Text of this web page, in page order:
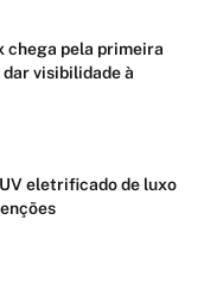
chega pela primeira
visibilidade à
eletrificado de luxo